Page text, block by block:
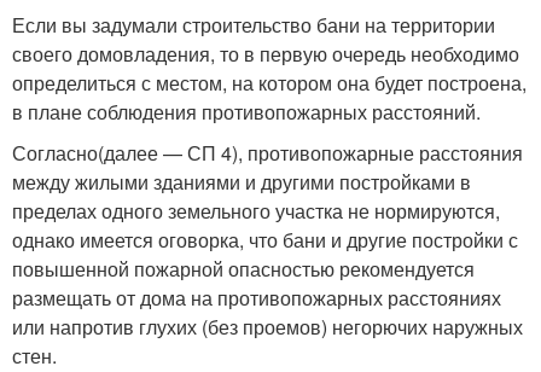
Если вы задумали строительство бани на территории
своего домовладения, то в первую очередь необходимо
определиться с местом, на котором она будет построена,
в плане соблюдения противопожарных расстояний.
Согласно(далее — СП 4), противопожарные расстояния
между жилыми зданиями и другими постройками в
пределах одного земельного участка не нормируются,
однако имеется оговорка, что бани и другие постройки с
повышенной пожарной опасностью рекомендуется
размещать от дома на противопожарных расстояниях
или напротив глухих (без проемов) негорючих наружных
стен.